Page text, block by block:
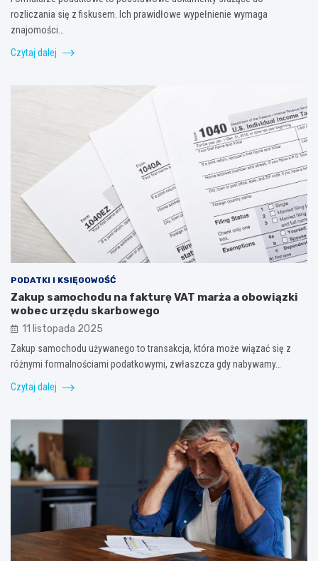
rozliczania się z fiskusem. Ich prawidłowe wypełnienie wymaga
znajomości…
Czytaj dalej
PODATKI I KSIĘGOWOŚĆ
Zakup samochodu na fakturę VAT marża a obowiązki
wobec urzędu skarbowego
11 listopada 2025
Zakup samochodu używanego to transakcja, która może wiązać się z
różnymi formalnościami podatkowymi, zwłaszcza gdy nabywamy…
Czytaj dalej